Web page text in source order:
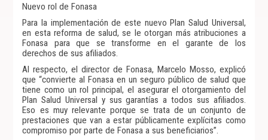
Nuevo rol de Fonasa
Para la implementación de este nuevo Plan Salud Universal,
en esta reforma de salud, se le otorgan más atribuciones a
Fonasa para que se transforme en el garante de los
derechos de sus afiliados.
Al respecto, el director de Fonasa, Marcelo Mosso, explicó
que “convierte al Fonasa en un seguro público de salud que
tiene como un rol principal, el asegurar el otorgamiento del
Plan Salud Universal y sus garantías a todos sus afiliados.
Eso es muy relevante porque se trata de un conjunto de
prestaciones que van a estar públicamente explícitas como
compromiso por parte de Fonasa a sus beneficiarios”.